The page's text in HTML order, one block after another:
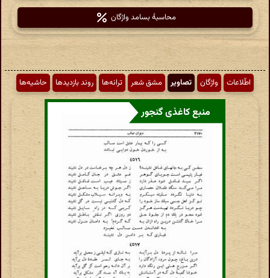
محاسبهٔ بسامد واژگان
اطّلاعات واژگان تصاویر مشق شعر ترانه‌ها روند بازدیدها حاشیه‌ها
منبع کاغذی گنجور